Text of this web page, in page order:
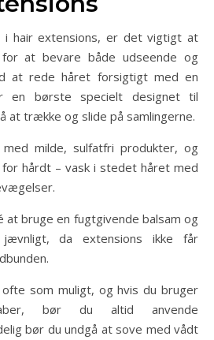
i hair extensions, er det vigtigt at
at bevare både udseende og
at rede håret forsigtigt med en
en børste specielt designet til
at trække og slide på samlingerne.
med milde, sulfatfri produkter, og
hårdt – vask i stedet håret med
at bruge en fugtgivende balsam og
da extensions ikke får
som muligt, og hvis du bruger
bør du altid anvende
bør du undgå at sove med vådt